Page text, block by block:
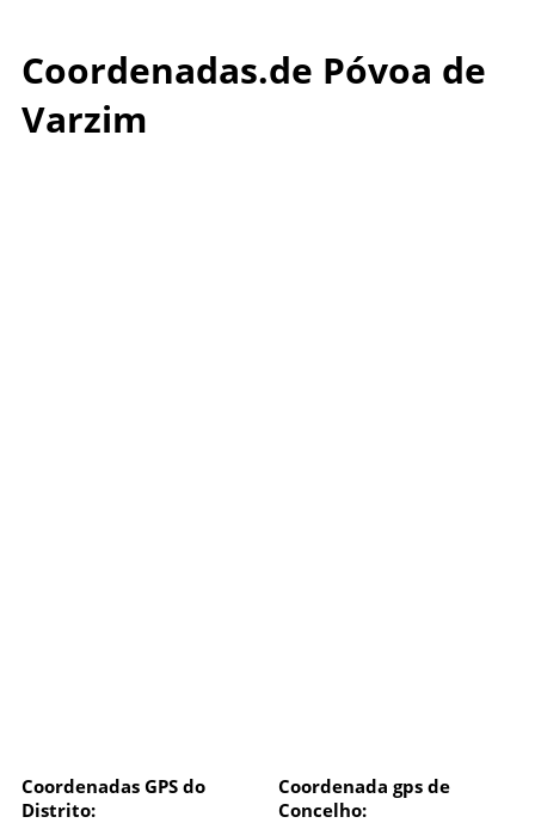
Coordenadas.de Póvoa de
Varzim
Coordenadas GPS do
Distrito:
Coordenada gps de
Concelho: